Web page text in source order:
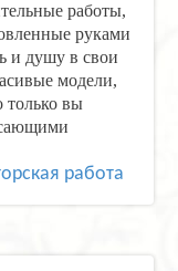
работы,
руками
и душу в свои
модели,
только вы
работа